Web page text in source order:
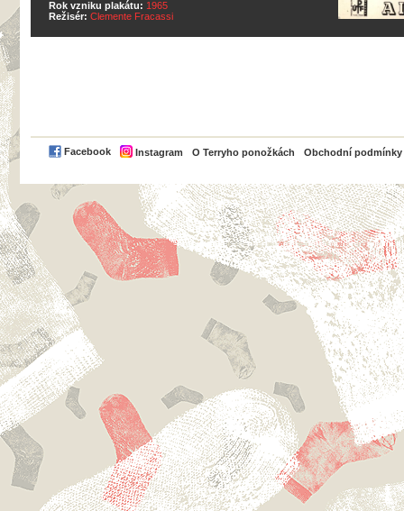
Rok vzniku plakátu: 1965
Režisér: Clemente Fracassi
Facebook Instagram O Terryho ponožkách Obchodní podmínky
PayPal